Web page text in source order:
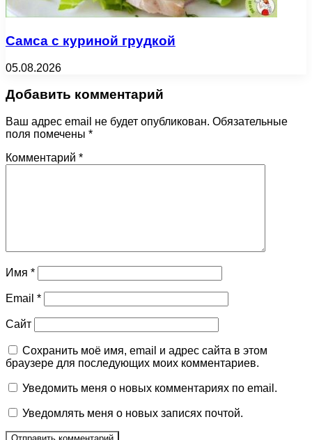
Самса с куриной грудкой
05.08.2026
Добавить комментарий
Ваш адрес email не будет опубликован. Обязательные
поля помечены *
Комментарий *
Имя *
Email *
Сайт
Сохранить моё имя, email и адрес сайта в этом
браузере для последующих моих комментариев.
Уведомить меня о новых комментариях по email.
Уведомлять меня о новых записях почтой.